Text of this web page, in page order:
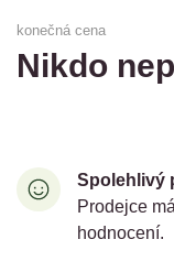
konečná cena
Nikdo
Spolehlivý
Prodejce
hodnocení.